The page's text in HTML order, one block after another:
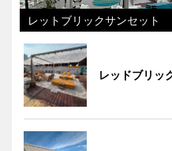
レットブリックサンセット
レッドブリ